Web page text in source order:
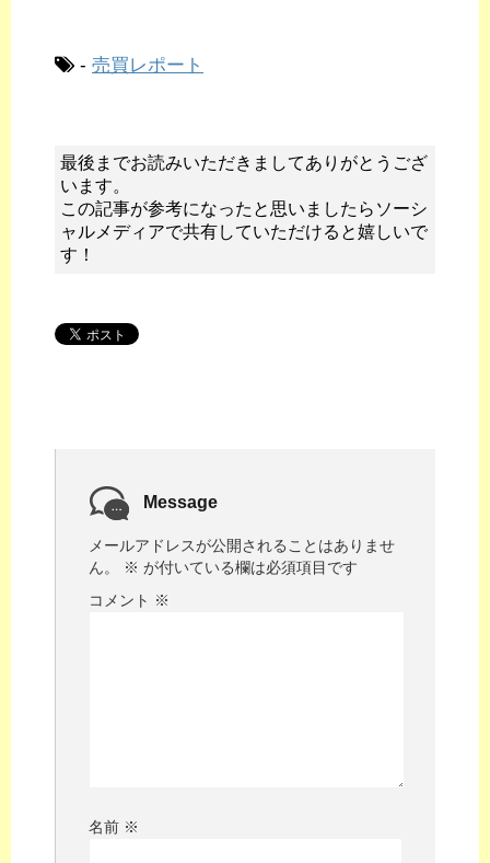
- 売買レポート
最後までお読みいただきましてありがとうござ
います。
この記事が参考になったと思いましたらソーシ
ャルメディアで共有していただけると嬉しいで
す！
Message
メールアドレスが公開されることはありませ
ん。
※ が付いている欄は必須項目です
コメント ※
名前 ※